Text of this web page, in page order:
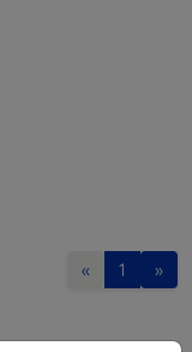
« 1 »